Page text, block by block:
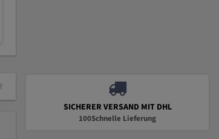
SICHERER VERSAND MIT DHL
100Schnelle Lieferung